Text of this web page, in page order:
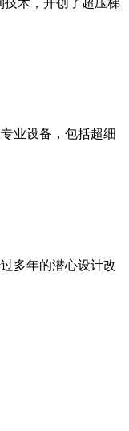
业设备，包括超细
多年的潜心设计改